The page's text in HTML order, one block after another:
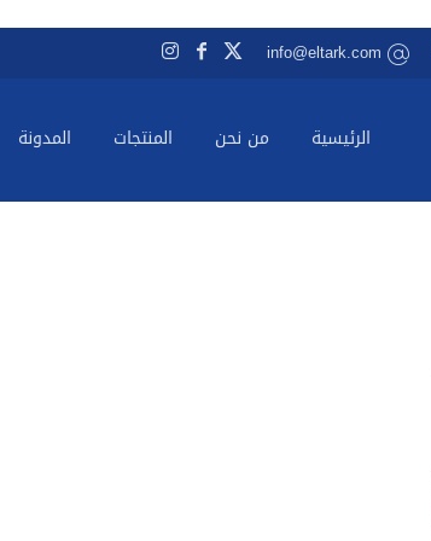
info@eltark.com
الرئيسية من نحن المنتجات المدونة